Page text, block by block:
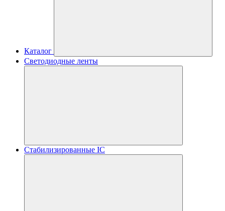
Каталог
Светодиодные ленты
Стабилизированные IC